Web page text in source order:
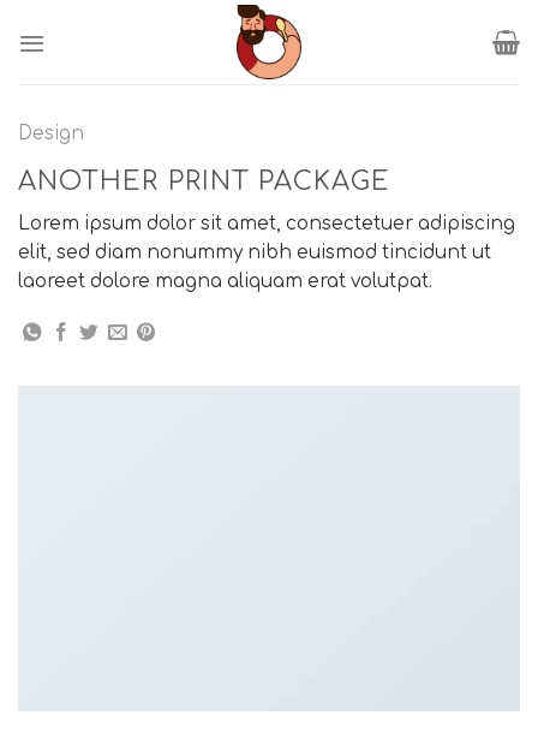
Design
ANOTHER PRINT PACKAGE
Lorem ipsum dolor sit amet, consectetuer adipiscing
elit, sed diam nonummy nibh euismod tincidunt ut
laoreet dolore magna aliquam erat volutpat.